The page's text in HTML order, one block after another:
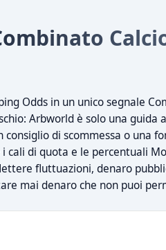
Odds in un unico segnale
Arbworld è solo una guida
consiglio di scommessa o una
cali di quota e le percentuali
fluttuazioni, denaro
mai denaro che non puoi